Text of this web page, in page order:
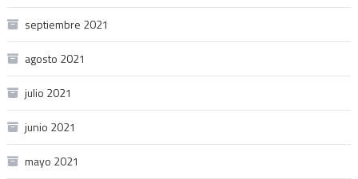
septiembre 2021
agosto 2021
julio 2021
junio 2021
mayo 2021